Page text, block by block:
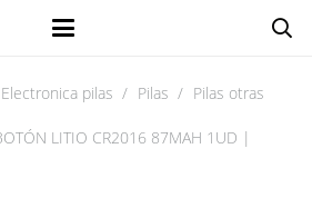
Electronica pilas / Pilas / Pilas otras
LITIO CR2016 87MAH 1UD |